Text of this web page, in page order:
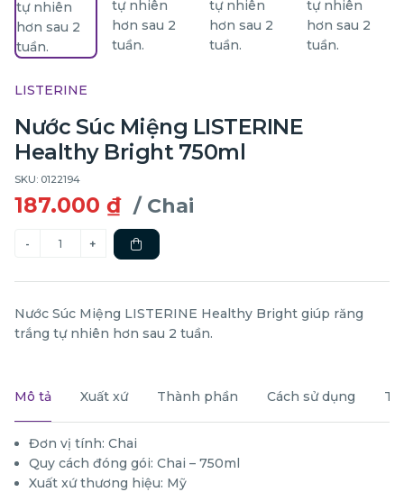
LISTERINE
Nước Súc Miệng LISTERINE
Healthy Bright 750ml
SKU: 0122194
187.000 ₫ / Chai
Nước Súc Miệng LISTERINE Healthy Bright giúp răng
trắng tự nhiên hơn sau 2 tuần.
Mô tả Xuất xứ Thành phần Cách sử dụng
Đơn vị tính: Chai
Quy cách đóng gói: Chai – 750ml
Xuất xứ thương hiệu: Mỹ